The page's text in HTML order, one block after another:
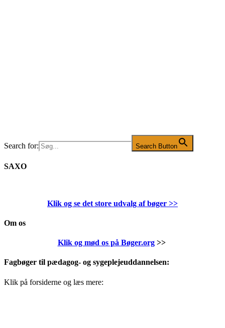
Search for: Search Button
SAXO
Klik og se det store udvalg af bøger >>
Om os
Klik og mød os på Bøger.org>>
Fagbøger til pædagog- og sygeplejeuddannelsen:
Klik på forsiderne og læs mere: